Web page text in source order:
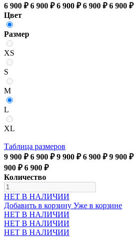
6 900 ₽ 6 900 ₽ 6 900 ₽ 6 900 ₽ 6 900 ₽
Цвет
Размер
XS
S
M
L
XL
Таблица размеров
9 900 ₽ 6 900 ₽ 9 900 ₽ 6 900 ₽ 9 900 ₽
900 ₽ 6 900 ₽
Количество
НЕТ В НАЛИЧИИ
Добавить в корзину Уже в корзине
НЕТ В НАЛИЧИИ
НЕТ В НАЛИЧИИ
НЕТ В НАЛИЧИИ